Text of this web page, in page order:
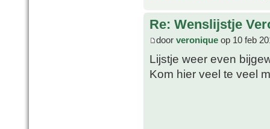
Re: Wenslijstje
door veronique op 10 feb
Lijstje weer even
Kom hier veel te veel